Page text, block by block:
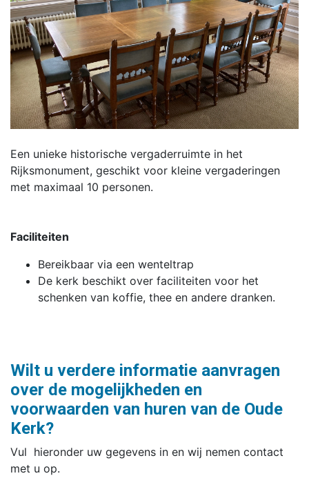
Een unieke historische vergaderruimte in het
Rijksmonument, geschikt voor kleine vergaderingen
met maximaal 10 personen.
Faciliteiten
Bereikbaar via een wenteltrap
De kerk beschikt over faciliteiten voor het
schenken van koffie, thee en andere dranken.
Wilt u verdere informatie aanvragen
over de mogelijkheden en
voorwaarden van huren van de Oude
Kerk?
Vul hieronder uw gegevens in en wij nemen contact
met u op.